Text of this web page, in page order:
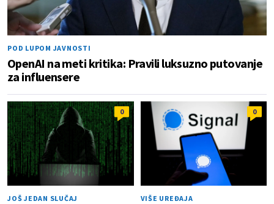
POD LUPOM JAVNOSTI
OpenAI na meti kritika: Pravili luksuzno putovanje
za influensere
0
JOŠ JEDAN SLUČAJ
0
VIŠE UREĐAJA